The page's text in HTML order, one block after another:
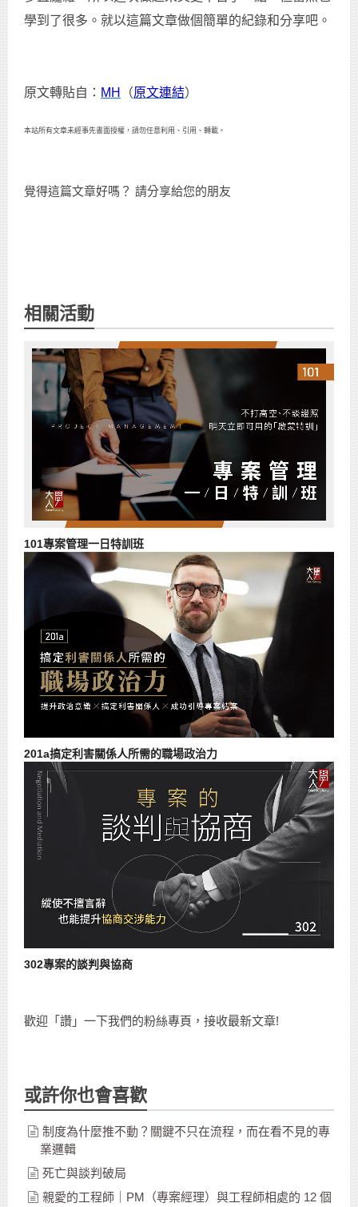
學到了很多。就以這篇文章做個簡單的紀錄和分享吧。
原文轉貼自： MH （原文連結）
本站所有文章未經事先書面授權，請勿任意利用、引用、轉載。
覺得這篇文章好嗎？ 請分享給您的朋友
相關活動
101專案管理一日特訓班
201a搞定利害關係人所需的職場政治力
302專案的談判與協商
歡迎「讚」一下我們的粉絲專頁，接收最新文章!
或許你也會喜歡
制度為什麼推不動？關鍵不只在流程，而在看不見的專
業邏輯
死亡與談判破局
親愛的工程師｜PM（專案經理）與工程師相處的 12 個